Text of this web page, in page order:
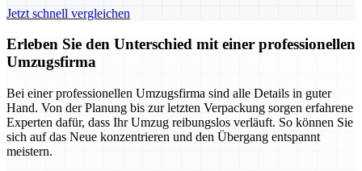
Jetzt schnell vergleichen
Erleben Sie den Unterschied mit einer professionellen
Umzugsfirma
Bei einer professionellen Umzugsfirma sind alle Details in guter
Hand. Von der Planung bis zur letzten Verpackung sorgen erfahrene
Experten dafür, dass Ihr Umzug reibungslos verläuft. So können Sie
sich auf das Neue konzentrieren und den Übergang entspannt
meistern.